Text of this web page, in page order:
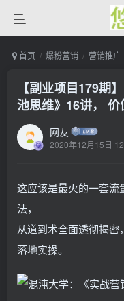
首页 爆粉营销 营销推广
【副业项目179期
池思维》16讲， 价
网友
2020年12月15日
这应该是最火的一套流
法，
从道到术全面透彻揭
落地实操。